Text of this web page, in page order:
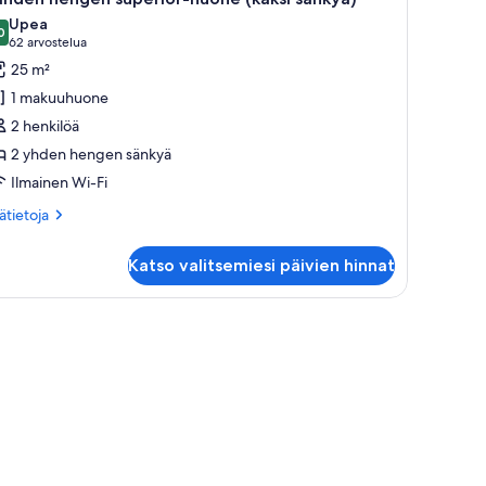
kautta 10
Upea
62 arvostelua
(62
arvostelua)
25 m²
1 makuuhuone
2 henkilöä
2 yhden hengen sänkyä
Ilmainen Wi-Fi
Katso valitsemiesi päivien hinnat